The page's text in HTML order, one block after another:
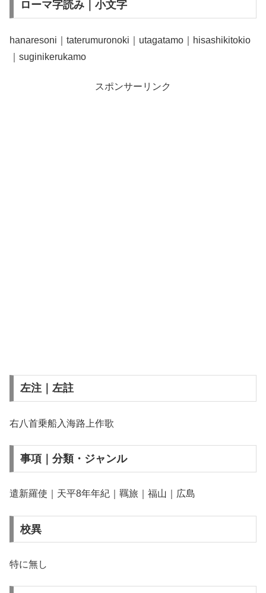
ローマ字読み｜小文字
hanaresoni｜taterumuronoki｜utagatamo｜hisashikitokio
｜suginikerukamo
スポンサーリンク
左注｜左註
右八首乗船入海路上作歌
事項｜分類・ジャンル
遣新羅使｜天平8年年紀｜羈旅｜福山｜広島
校異
特に無し